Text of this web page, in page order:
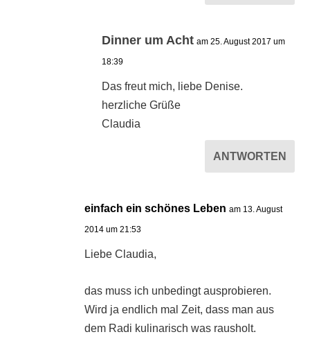
Dinner um Acht am 25. August 2017 um
18:39
Das freut mich, liebe Denise.
herzliche Grüße
Claudia
ANTWORTEN
einfach ein schönes Leben am 13. August
2014 um 21:53
Liebe Claudia,
das muss ich unbedingt ausprobieren.
Wird ja endlich mal Zeit, dass man aus
dem Radi kulinarisch was rausholt.